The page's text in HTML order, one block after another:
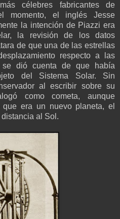
célebres fabricantes de
momento, el inglés Jesse
la intención de Piazzi era
la revisión de los datos
de que una de las estrellas
respecto a las
dió cuenta de que había
del Sistema Solar. Sin
al escribir sobre su
como cometa, aunque
que era un nuevo planeta, el
al Sol.